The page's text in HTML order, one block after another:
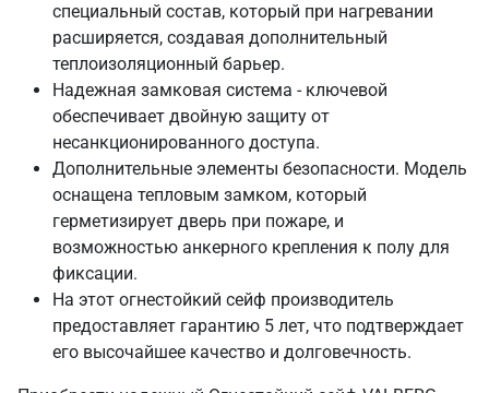
специальный состав, который при нагревании
расширяется, создавая дополнительный
теплоизоляционный барьер.
Надежная замковая система - ключевой
обеспечивает двойную защиту от
несанкционированного доступа.
Дополнительные элементы безопасности. Модель
оснащена тепловым замком, который
герметизирует дверь при пожаре, и
возможностью анкерного крепления к полу для
фиксации.
На этот огнестойкий сейф производитель
предоставляет гарантию 5 лет, что подтверждает
его высочайшее качество и долговечность.